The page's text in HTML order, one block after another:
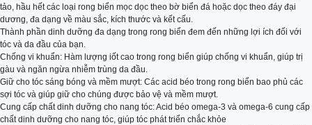
tảo, hầu hết các loại rong biển mọc dọc theo bờ biển đá hoặc dọc theo đáy đại
dương, đa dạng về màu sắc, kích thước và kết cấu.
Thành phần dinh dưỡng đa dạng trong rong biển đem đến những lợi ích đối với
tóc và da đầu của bạn.
Chống vi khuẩn: Hàm lượng iốt cao trong rong biển giúp chống vi khuẩn, giúp trị
gàu và ngăn ngừa nhiễm trùng da đầu.
Giữ cho tóc sáng bóng và mềm mượt: Các acid béo trong rong biển bao phủ các
sợi tóc và giúp giữ cho chúng được bảo vệ và mềm mượt.
Cung cấp chất dinh dưỡng cho nang tóc: Acid béo omega-3 và omega-6 cung cấp
chất dinh dưỡng cho nang tóc, giúp tóc phát triển chắc khỏe